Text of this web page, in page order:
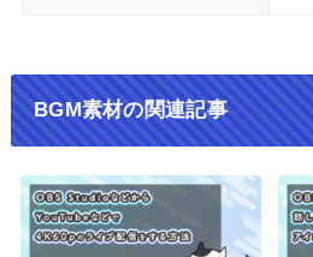
BGM素材の関連記事